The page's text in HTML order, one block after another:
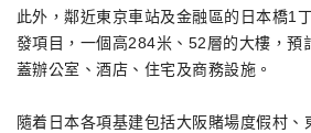
此外，鄰近東京車站及金融區的日本橋1
發項目，一個高284米、52層的大樓，預
蓋辦公室、酒店、住宅及商務設施。
隨着日本各項基建包括大阪賭場度假村、